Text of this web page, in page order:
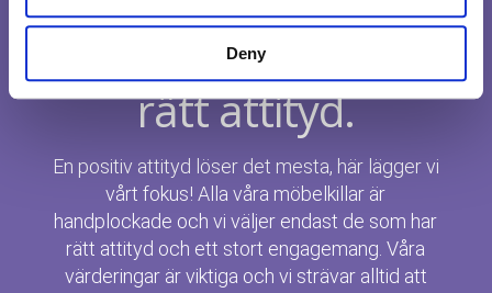
Deny
Medarbetare med
rätt attityd.
En positiv attityd löser det mesta, här lägger vi
vårt fokus! Alla våra möbelkillar är
handplockade och vi väljer endast de som har
rätt attityd och ett stort engagemang. Våra
värderingar är viktiga och vi strävar alltid att